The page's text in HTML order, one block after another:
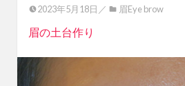
2023年5月18日／ 眉Eye brow
眉の土台作り